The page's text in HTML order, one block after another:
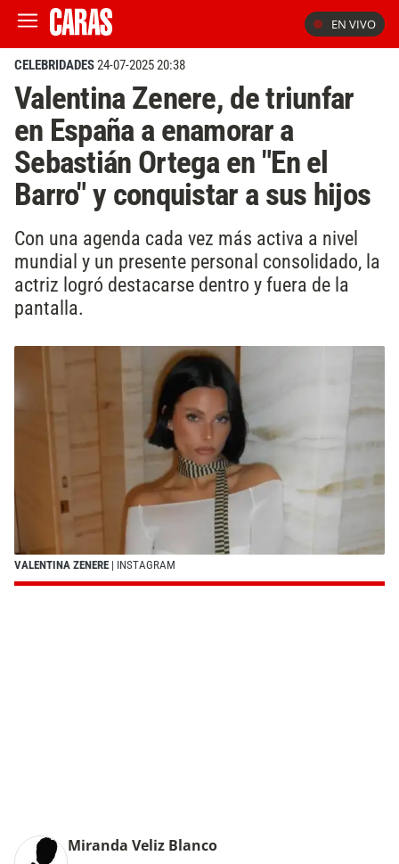
EN VIVO
CELEBRIDADES24-07-2025 20:38
Valentina Zenere, de triunfar
en España a enamorar a
Sebastián Ortega en "En el
Barro" y conquistar a sus hijos
Con una agenda cada vez más activa a nivel
mundial y un presente personal consolidado, la
actriz logró destacarse dentro y fuera de la
pantalla.
VALENTINA ZENERE | INSTAGRAM
Miranda Veliz Blanco